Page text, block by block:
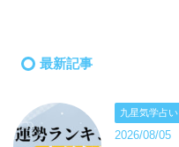
最新記事
九星気学占い
2026/08/05